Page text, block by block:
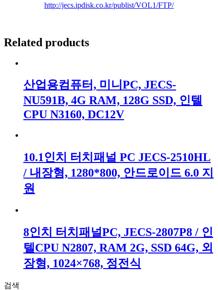
http://jecs.ipdisk.co.kr/publist/VOL1/FTP/
Related products
산업용컴퓨터, 미니PC, JECS-
NU591B, 4G RAM, 128G SSD, 인텔
CPU N3160, DC12V
10.1인치 터치패널 PC JECS-2510HL
/ 내장형, 1280*800, 안드로이드 6.0 지
원
8인치 터치패널PC, JECS-2807P8 / 인
텔CPU N2807, RAM 2G, SSD 64G, 외
장형, 1024×768, 정전식
검색